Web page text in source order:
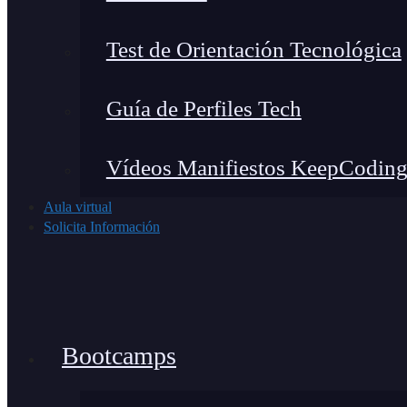
Test de Orientación Tecnológica
Guía de Perfiles Tech
Vídeos Manifiestos KeepCoding
Aula virtual
Solicita Información
Bootcamps